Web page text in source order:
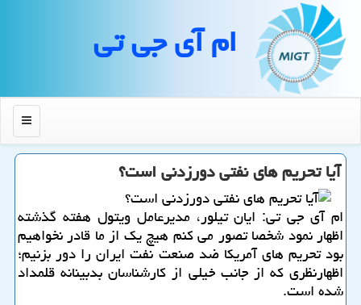
ام آی جی تی
منو
آیا تحریم های نفتی دورزدنی است؟
ام آی جی تی: ایان تیلور، مدیرعامل ویتول هفته گذشته
اظهار نمود شخصا تصور می كنم هیچ یك از ما قادر نخواهیم
بود تحریم های آمریكا ضد صنعت نفت ایران را دور بزنیم؛
اظهارنظری كه از جانب خیلی از كارشناسان بدبینانه قلمداد
شده است.